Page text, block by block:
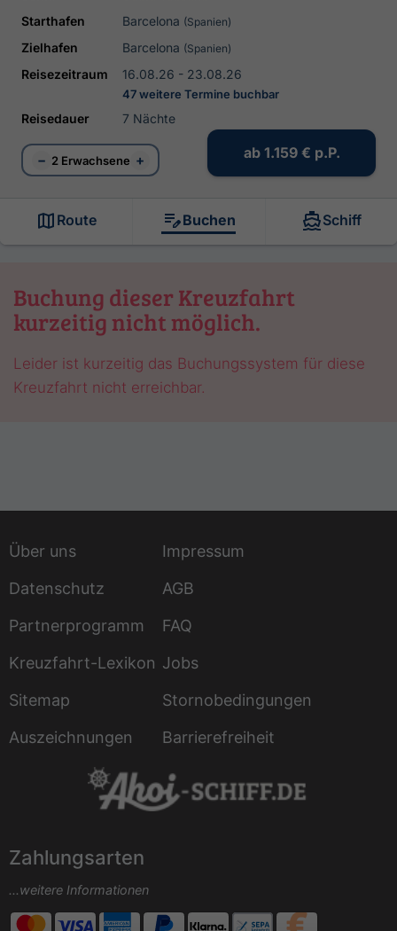
Starthafen
Barcelona (Spanien)
Zielhafen Barcelona (Spanien)
Reisezeitraum 16.08.26 - 23.08.26
47 weitere Termine buchbar
Reisedauer 7 Nächte
− 2 Erwachsene + ab 1.159 € p.P.
Route Buchen Schiff
Buchung dieser Kreuzfahrt
kurzeitig nicht möglich.
Leider ist kurzeitig das Buchungssystem für diese
Kreuzfahrt nicht erreichbar.
Über uns
Impressum
Datenschutz
AGB
Partnerprogramm
FAQ
Kreuzfahrt-Lexikon Jobs
Sitemap
Stornobedingungen
Auszeichnungen
Barrierefreiheit
Zahlungsarten
...weitere Informationen